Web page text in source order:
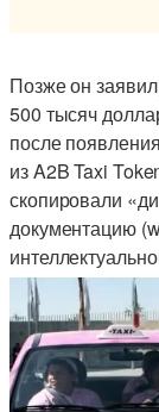
Позже он
500 тысяч
после
из A2B Taxi
скопировали
документацию